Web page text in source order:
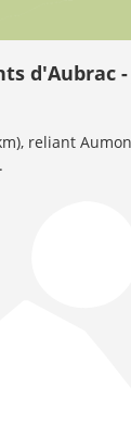
d'Aubrac
reliant